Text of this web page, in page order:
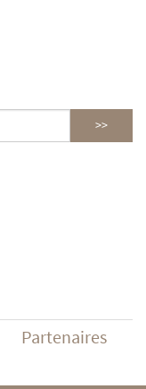
Partenaires